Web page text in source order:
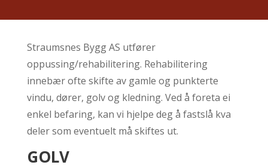
Straumsnes Bygg AS utfører
oppussing/rehabilitering. Rehabilitering
innebær ofte skifte av gamle og punkterte
vindu, dører, golv og kledning. Ved å foreta ei
enkel befaring, kan vi hjelpe deg å fastslå kva
deler som eventuelt må skiftes ut.
GOLV